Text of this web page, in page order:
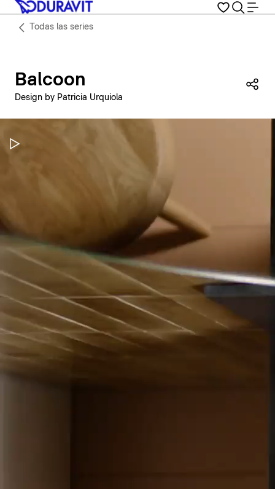
Todas las series
Balcoon
Design by Patricia Urquiola
Pausar vídeo